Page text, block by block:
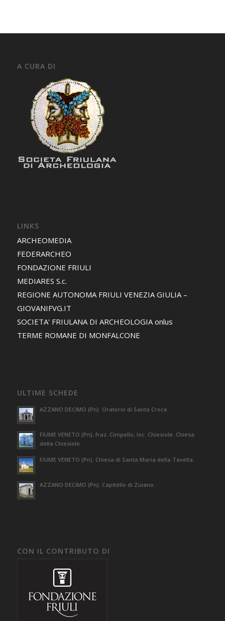
A CURA DI
LINKS
ARCHEOMEDIA
FEDERARCHEO
FONDAZIONE FRIULI
MEDIARES S.c.
REGIONE AUTONOMA FRIULI VENEZIA GIULIA –
GIOVANIFVG.IT
SOCIETA' FRIULANA DI ARCHEOLOGIA onlus
TERME ROMANE DI MONFALCONE
ULTIME SCHEDE
AZZANO DECIMO (Pn). Oratorio di Santa Croce.
FIUME VENETO (Pn), fraz. Cimpello, loc. Chiesiole. Chiesa
della Chiesiole.
FIUME VENETO (Pn). Chiesa di Santa Maria della Tavella.
AZZANO DECIMO (Pn). Capitello di Zuiano.
CON IL CONTRIBUTO DI